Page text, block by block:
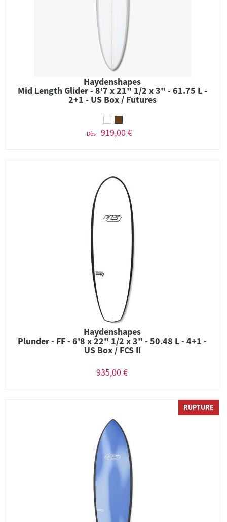
Haydenshapes
Mid Length Glider - 8'7 x 21" 1/2 x 3" - 61.75 L -
2+1 - US Box / Futures
Dès 919,00 €
Haydenshapes
Plunder - FF - 6'8 x 22" 1/2 x 3" - 50.48 L - 4+1 -
US Box / FCS II
935,00 €
RUPTURE